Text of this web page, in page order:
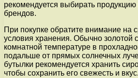
рекомендуется выбирать
брендов.
При покупке обратите внимание на
условия хранения. Обычно золотой
комнатной температуре в
подальше от прямых солнечных
бутылки рекомендуется хранить
чтобы сохранить его свежесть и вкус.